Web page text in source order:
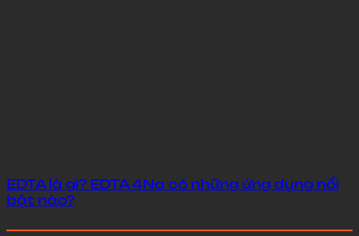
EDTA là gì? EDTA 4Na có những ứng dụng nổi
bật nào?